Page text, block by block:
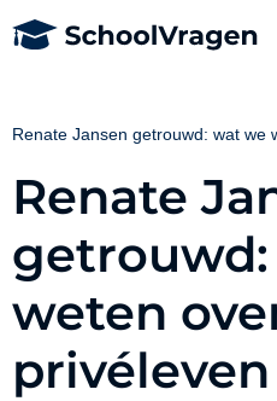
Renate Jansen getrouwd: wat we
Renate
weten
privéleven